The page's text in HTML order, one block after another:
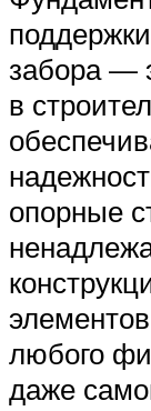
забора —
в
опорные
любого
даже